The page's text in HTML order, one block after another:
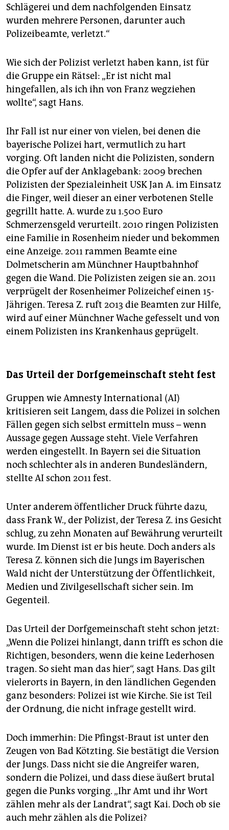
Schlägerei und dem nachfolgenden Einsatz
wurden mehrere Personen, darunter auch
Polizeibeamte, verletzt.“
Wie sich der Polizist verletzt haben kann, ist für
die Gruppe ein Rätsel: „Er ist nicht mal
hingefallen, als ich ihn von Franz wegziehen
wollte“, sagt Hans.
Ihr Fall ist nur einer von vielen, bei denen die
bayerische Polizei hart, vermutlich zu hart
vorging. Oft landen nicht die Polizisten, sondern
die Opfer auf der Anklagebank: 2009 brechen
Polizisten der Spezialeinheit USK Jan A. im Einsatz
die Finger, weil dieser an einer verbotenen Stelle
gegrillt hatte. A. wurde zu 1.500 Euro
Schmerzensgeld verurteilt. 2010 ringen Polizisten
eine Familie in Rosenheim nieder und bekommen
eine Anzeige. 2011 rammen Beamte eine
Dolmetscherin am Münchner Hauptbahnhof
gegen die Wand. Die Polizisten zeigen sie an. 2011
verprügelt der Rosenheimer Polizeichef einen 15-
Jährigen. Teresa Z. ruft 2013 die Beamten zur Hilfe,
wird auf einer Münchner Wache gefesselt und von
einem Polizisten ins Krankenhaus geprügelt.
Das Urteil der Dorfgemeinschaft steht fest
Gruppen wie Amnesty International (AI)
kritisieren seit Langem, dass die Polizei in solchen
Fällen gegen sich selbst ermitteln muss – wenn
Aussage gegen Aussage steht. Viele Verfahren
werden eingestellt. In Bayern sei die Situation
noch schlechter als in anderen Bundesländern,
stellte AI schon 2011 fest.
Unter anderem öffentlicher Druck führte dazu,
dass Frank W., der Polizist, der Teresa Z. ins Gesicht
schlug, zu zehn Monaten auf Bewährung verurteilt
wurde. Im Dienst ist er bis heute. Doch anders als
Teresa Z. können sich die Jungs im Bayerischen
Wald nicht der Unterstützung der Öffentlichkeit,
Medien und Zivilgesellschaft sicher sein. Im
Gegenteil.
Das Urteil der Dorfgemeinschaft steht schon jetzt:
„Wenn die Polizei hinlangt, dann trifft es schon die
Richtigen, besonders, wenn die keine Lederhosen
tragen. So sieht man das hier“, sagt Hans. Das gilt
vielerorts in Bayern, in den ländlichen Gegenden
ganz besonders: Polizei ist wie Kirche. Sie ist Teil
der Ordnung, die nicht infrage gestellt wird.
Doch immerhin: Die Pfingst-Braut ist unter den
Zeugen von Bad Kötzting. Sie bestätigt die Version
der Jungs. Dass nicht sie die Angreifer waren,
sondern die Polizei, und dass diese äußert brutal
gegen die Punks vorging. „Ihr Amt und ihr Wort
zählen mehr als der Landrat“, sagt Kai. Doch ob sie
auch mehr zählen als die Polizei?